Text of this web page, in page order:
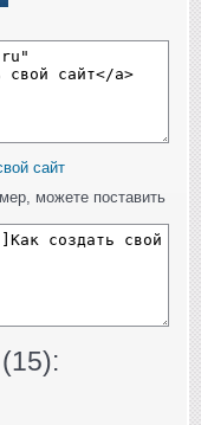
сайт
можете поставить
15):